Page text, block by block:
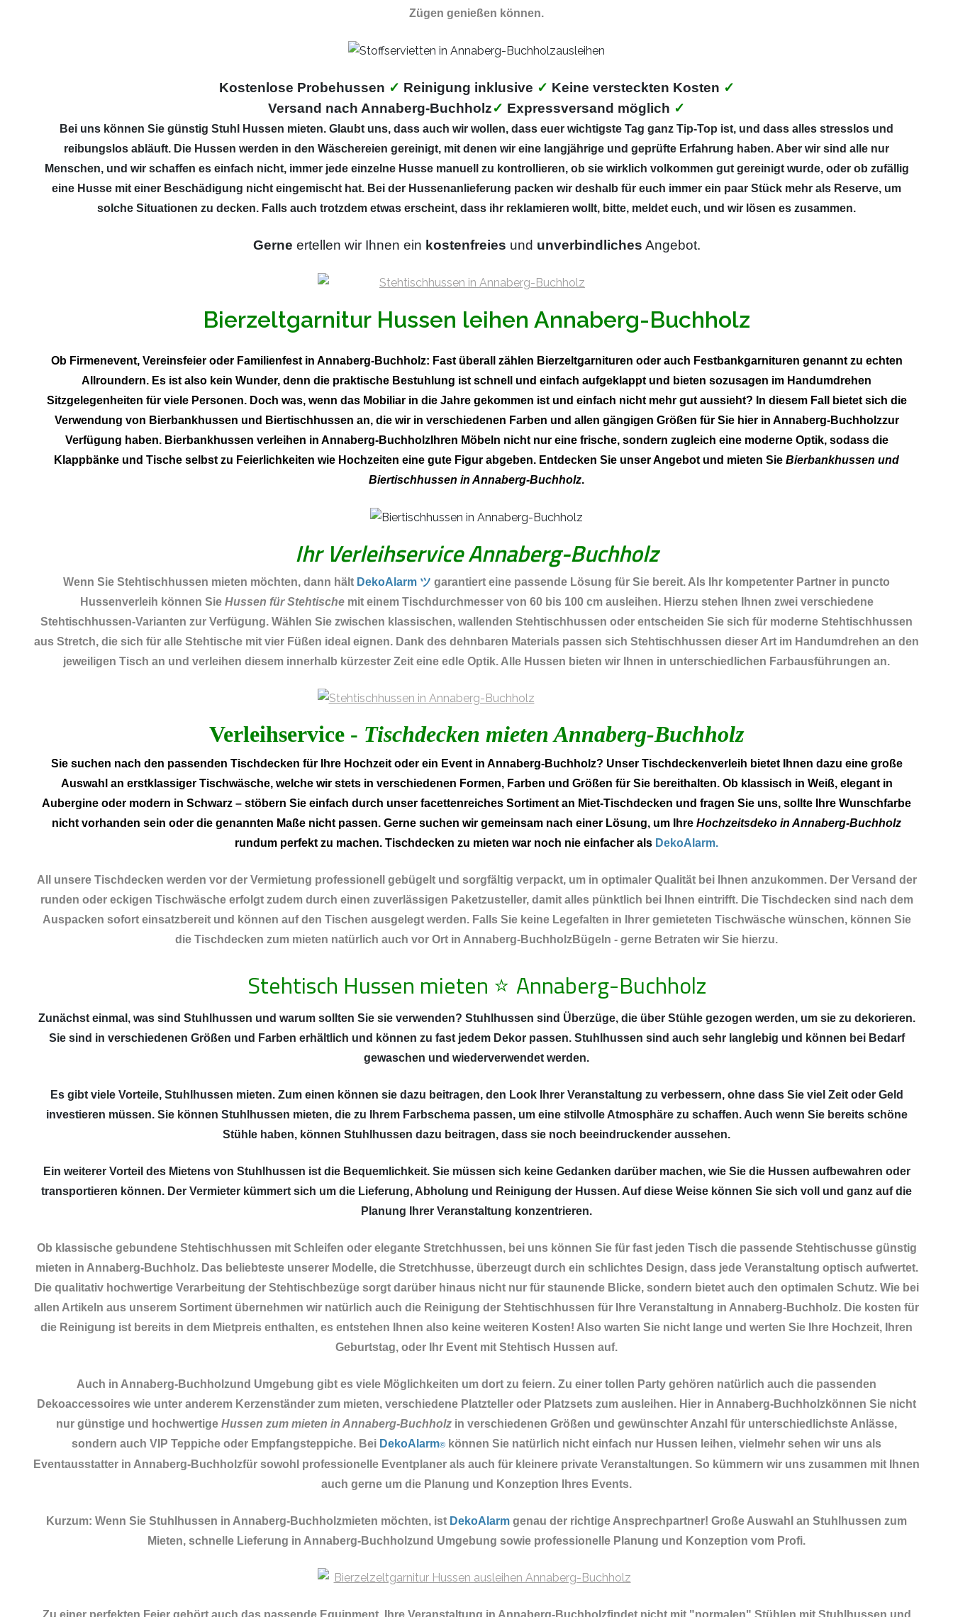
Zügen genießen können.
Kostenlose Probehussen ✓ Reinigung inklusive ✓ Keine versteckten Kosten ✓
Versand nach Annaberg-Buchholz✓ Expressversand möglich ✓
Bei uns können Sie günstig Stuhl Hussen mieten. Glaubt uns, dass auch wir wollen, dass euer wichtigste Tag ganz Tip-Top ist, und dass alles stresslos und
reibungslos abläuft. Die Hussen werden in den Wäschereien gereinigt, mit denen wir eine langjährige und geprüfte Erfahrung haben. Aber wir sind alle nur
Menschen, und wir schaffen es einfach nicht, immer jede einzelne Husse manuell zu kontrollieren, ob sie wirklich volkommen gut gereinigt wurde, oder ob zufällig
eine Husse mit einer Beschädigung nicht eingemischt hat. Bei der Hussenanlieferung packen wir deshalb für euch immer ein paar Stück mehr als Reserve, um
solche Situationen zu decken. Falls auch trotzdem etwas erscheint, dass ihr reklamieren wollt, bitte, meldet euch, und wir lösen es zusammen.
Gerne ertellen wir Ihnen ein kostenfreies und unverbindliches Angebot.
Bierzeltgarnitur Hussen leihen Annaberg-Buchholz
Ob Firmenevent, Vereinsfeier oder Familienfest in Annaberg-Buchholz: Fast überall zählen Bierzeltgarnituren oder auch Festbankgarnituren genannt zu echten
Allroundern. Es ist also kein Wunder, denn die praktische Bestuhlung ist schnell und einfach aufgeklappt und bieten sozusagen im Handumdrehen
Sitzgelegenheiten für viele Personen. Doch was, wenn das Mobiliar in die Jahre gekommen ist und einfach nicht mehr gut aussieht? In diesem Fall bietet sich die
Verwendung von Bierbankhussen und Biertischhussen an, die wir in verschiedenen Farben und allen gängigen Größen für Sie hier in Annaberg-Buchholzzur
Verfügung haben. Bierbankhussen verleihen in Annaberg-BuchholzIhren Möbeln nicht nur eine frische, sondern zugleich eine moderne Optik, sodass die
Klappbänke und Tische selbst zu Feierlichkeiten wie Hochzeiten eine gute Figur abgeben. Entdecken Sie unser Angebot und mieten Sie Bierbankhussen und
Biertischhussen in Annaberg-Buchholz.
Ihr Verleihservice Annaberg-Buchholz
Wenn Sie Stehtischhussen mieten möchten, dann hält DekoAlarm ツ garantiert eine passende Lösung für Sie bereit. Als Ihr kompetenter Partner in puncto
Hussenverleih können Sie Hussen für Stehtischemit einem Tischdurchmesser von 60 bis 100 cm ausleihen. Hierzu stehen Ihnen zwei verschiedene
Stehtischhussen-Varianten zur Verfügung. Wählen Sie zwischen klassischen, wallenden Stehtischhussen oder entscheiden Sie sich für moderne Stehtischhussen
aus Stretch, die sich für alle Stehtische mit vier Füßen ideal eignen. Dank des dehnbaren Materials passen sich Stehtischhussen dieser Art im Handumdrehen an den
jeweiligen Tisch an und verleihen diesem innerhalb kürzester Zeit eine edle Optik. Alle Hussen bieten wir Ihnen in unterschiedlichen Farbausführungen an.
Verleihservice - Tischdecken mieten Annaberg-Buchholz
Sie suchen nach den passenden Tischdecken für Ihre Hochzeit oder ein Event in Annaberg-Buchholz? Unser Tischdeckenverleih bietet Ihnen dazu eine große
Auswahl an erstklassiger Tischwäsche, welche wir stets in verschiedenen Formen, Farben und Größen für Sie bereithalten. Ob klassisch in Weiß, elegant in
Aubergine oder modern in Schwarz – stöbern Sie einfach durch unser facettenreiches Sortiment an Miet-Tischdecken und fragen Sie uns, sollte Ihre Wunschfarbe
nicht vorhanden sein oder die genannten Maße nicht passen. Gerne suchen wir gemeinsam nach einer Lösung, um Ihre Hochzeitsdeko in Annaberg-Buchholz
rundum perfekt zu machen. Tischdecken zu mieten war noch nie einfacher als DekoAlarm.
All unsere Tischdecken werden vor der Vermietung professionell gebügelt und sorgfältig verpackt, um in optimaler Qualität bei Ihnen anzukommen. Der Versand der
runden oder eckigen Tischwäsche erfolgt zudem durch einen zuverlässigen Paketzusteller, damit alles pünktlich bei Ihnen eintrifft. Die Tischdecken sind nach dem
Auspacken sofort einsatzbereit und können auf den Tischen ausgelegt werden. Falls Sie keine Legefalten in Ihrer gemieteten Tischwäsche wünschen, können Sie
die Tischdecken zum mieten natürlich auch vor Ort in Annaberg-BuchholzBügeln - gerne Betraten wir Sie hierzu.
Stehtisch Hussen mieten ⭐ Annaberg-Buchholz
Zunächst einmal, was sind Stuhlhussen und warum sollten Sie sie verwenden? Stuhlhussen sind Überzüge, die über Stühle gezogen werden, um sie zu dekorieren.
Sie sind in verschiedenen Größen und Farben erhältlich und können zu fast jedem Dekor passen. Stuhlhussen sind auch sehr langlebig und können bei Bedarf
gewaschen und wiederverwendet werden.
Es gibt viele Vorteile, Stuhlhussen mieten. Zum einen können sie dazu beitragen, den Look Ihrer Veranstaltung zu verbessern, ohne dass Sie viel Zeit oder Geld
investieren müssen. Sie können Stuhlhussen mieten, die zu Ihrem Farbschema passen, um eine stilvolle Atmosphäre zu schaffen. Auch wenn Sie bereits schöne
Stühle haben, können Stuhlhussen dazu beitragen, dass sie noch beeindruckender aussehen.
Ein weiterer Vorteil des Mietens von Stuhlhussen ist die Bequemlichkeit. Sie müssen sich keine Gedanken darüber machen, wie Sie die Hussen aufbewahren oder
transportieren können. Der Vermieter kümmert sich um die Lieferung, Abholung und Reinigung der Hussen. Auf diese Weise können Sie sich voll und ganz auf die
Planung Ihrer Veranstaltung konzentrieren.
Ob klassische gebundene Stehtischhussen mit Schleifen oder elegante Stretchhussen, bei uns können Sie für fast jeden Tisch die passende Stehtischusse günstig
mieten in Annaberg-Buchholz. Das beliebteste unserer Modelle, die Stretchhusse, überzeugt durch ein schlichtes Design, dass jede Veranstaltung optisch aufwertet.
Die qualitativ hochwertige Verarbeitung der Stehtischbezüge sorgt darüber hinaus nicht nur für staunende Blicke, sondern bietet auch den optimalen Schutz. Wie bei
allen Artikeln aus unserem Sortiment übernehmen wir natürlich auch die Reinigung der Stehtischhussen für Ihre Veranstaltung in Annaberg-Buchholz. Die kosten für
die Reinigung ist bereits in dem Mietpreis enthalten, es entstehen Ihnen also keine weiteren Kosten! Also warten Sie nicht lange und werten Sie Ihre Hochzeit, Ihren
Geburtstag, oder Ihr Event mit Stehtisch Hussen auf.
Auch in Annaberg-Buchholzund Umgebung gibt es viele Möglichkeiten um dort zu feiern. Zu einer tollen Party gehören natürlich auch die passenden
Dekoaccessoires wie unter anderem Kerzenständer zum mieten, verschiedene Platzteller oder Platzsets zum ausleihen. Hier in Annaberg-Buchholzkönnen Sie nicht
nur günstige und hochwertige Hussen zum mieten in Annaberg-Buchholz in verschiedenen Größen und gewünschter Anzahl für unterschiedlichste Anlässe,
sondern auch VIP Teppiche oder Empfangsteppiche. Bei DekoAlarm© können Sie natürlich nicht einfach nur Hussen leihen, vielmehr sehen wir uns als
Eventausstatter in Annaberg-Buchholzfür sowohl professionelle Eventplaner als auch für kleinere private Veranstaltungen. So kümmern wir uns zusammen mit Ihnen
auch gerne um die Planung und Konzeption Ihres Events.
Kurzum: Wenn Sie Stuhlhussen in Annaberg-Buchholzmieten möchten, ist DekoAlarm genau der richtige Ansprechpartner! Große Auswahl an Stuhlhussen zum
Mieten, schnelle Lieferung in Annaberg-Buchholzund Umgebung sowie professionelle Planung und Konzeption vom Profi.